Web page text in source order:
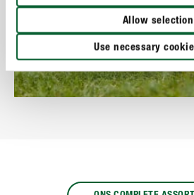
Allow selection
Use necessary
Meststoffen